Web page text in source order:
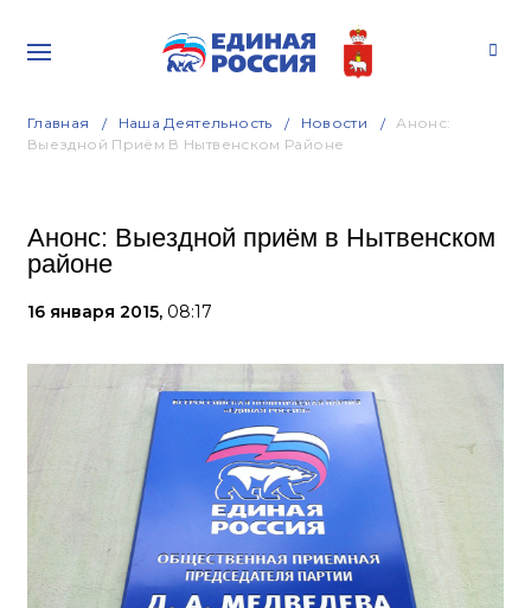
Главная Наша Деятельность Новости
Анонс:
Выездной Приём В Нытвенском Районе
Анонс: Выездной приём в Нытвенском
районе
16 января 2015, 08:17